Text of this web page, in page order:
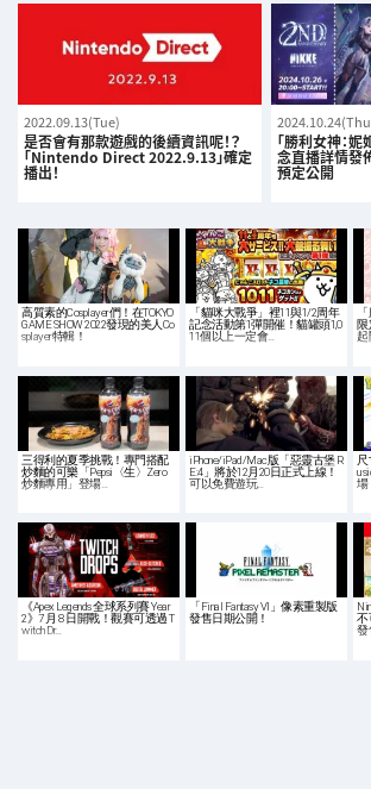
2022.09.13(Tue)
是否會有那款遊戲的後續資訊呢！？
「Nintendo Direct 2022.9.13」確定
播出！
「勝利女神：
念直播詳情發
預定公開
高質素的Cosplayer們！在TOKYO
GAME SHOW 2022發現的美人Co
splayer特輯！
「貓咪大戰爭」裡11與1/2周年
記念活動第1彈開催！貓罐頭1,0
11個以上一定會…
限
起
三得利的夏季挑戰！專門搭配
炒麵的可樂「Pepsi〈生〉Zero
炒麵專用」登場…
iPhone/iPad/Mac版「惡靈古堡 R
E:4」將於12月20日正式上線！
可以免費遊玩…
場
《Apex Legends 全球系列賽 Year
2》7 月 8 日開戰！觀賽可透過 T
witch Dr…
「Final Fantasy VI」像素重製版
發售日期公開！
不
發